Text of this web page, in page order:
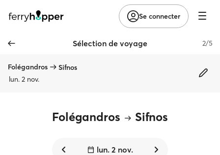
Se connecter
Sélection de voyage 2/5
Folégandros
Sifnos
lun. 2 nov.
Folégandros Sifnos
lun. 2 nov.